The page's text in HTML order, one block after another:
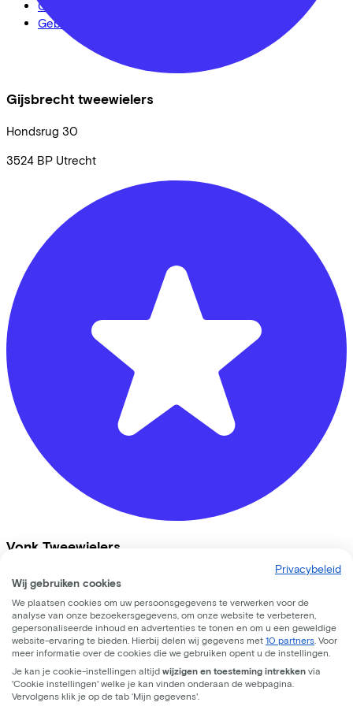
Gijsbrecht tweewielers
Hondsrug 30
3524 BP Utrecht
Vonk Tweewielers
Langstraat 97
3771 BD Barneveld
Cookie instellingen
Gebruiksvoorwaarden
Privacybeleid
Wij gebruiken cookies
We plaatsen cookies om uw persoonsgegevens te verwerken voor de
analyse van onze bezoekersgegevens, om onze website te verbeteren,
gepersonaliseerde inhoud en advertenties te tonen en om u een geweldige
website-ervaring te bieden. Hierbij delen wij gegevens met 10 partners . Voor
meer informatie over de cookies die we gebruiken opent u de instellingen.
Je kan je cookie-instellingen altijd wijzigen en toesteming intrekken via
'Cookie instellingen' welke je kan vinden onderaan de webpagina.
Vervolgens klik je op de tab ‘Mijn gegevens'.